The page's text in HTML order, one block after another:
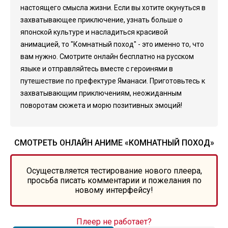
настоящего смысла жизни. Если вы хотите окунуться в
захватывающее приключение, узнать больше о
японской культуре и насладиться красивой
анимацией, то "Комнатный поход" - это именно то, что
вам нужно. Смотрите онлайн бесплатно на русском
языке и отправляйтесь вместе с героинями в
путешествие по префектуре Яманаси. Приготовьтесь к
захватывающим приключениям, неожиданным
поворотам сюжета и морю позитивных эмоций!
СМОТРЕТЬ ОНЛАЙН АНИМЕ «КОМНАТНЫЙ ПОХОД»
Осуществляется тестирование нового плеера,
просьба писать комментарии и пожелания по
новому интерфейсу!
Плеер не работает?